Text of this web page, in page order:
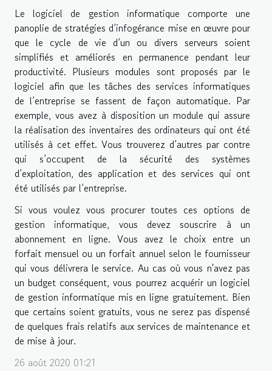
Le logiciel de gestion informatique comporte une
panoplie de stratégies d’infogérance mise en œuvre pour
que le cycle de vie d’un ou divers serveurs soient
simplifiés et améliorés en permanence pendant leur
productivité. Plusieurs modules sont proposés par le
logiciel afin que les tâches des services informatiques
de l’entreprise se fassent de façon automatique. Par
exemple, vous avez à disposition un module qui assure
la réalisation des inventaires des ordinateurs qui ont été
utilisés à cet effet. Vous trouverez d’autres par contre
qui s’occupent de la sécurité des systèmes
d’exploitation, des application et des services qui ont
été utilisés par l’entreprise.
Si vous voulez vous procurer toutes ces options de
gestion informatique, vous devez souscrire à un
abonnement en ligne. Vous avez le choix entre un
forfait mensuel ou un forfait annuel selon le fournisseur
qui vous délivrera le service. Au cas où vous n'avez pas
un budget conséquent, vous pourrez acquérir un logiciel
de gestion informatique mis en ligne gratuitement. Bien
que certains soient gratuits, vous ne serez pas dispensé
de quelques frais relatifs aux services de maintenance et
de mise à jour.
26 août 2020 01:21